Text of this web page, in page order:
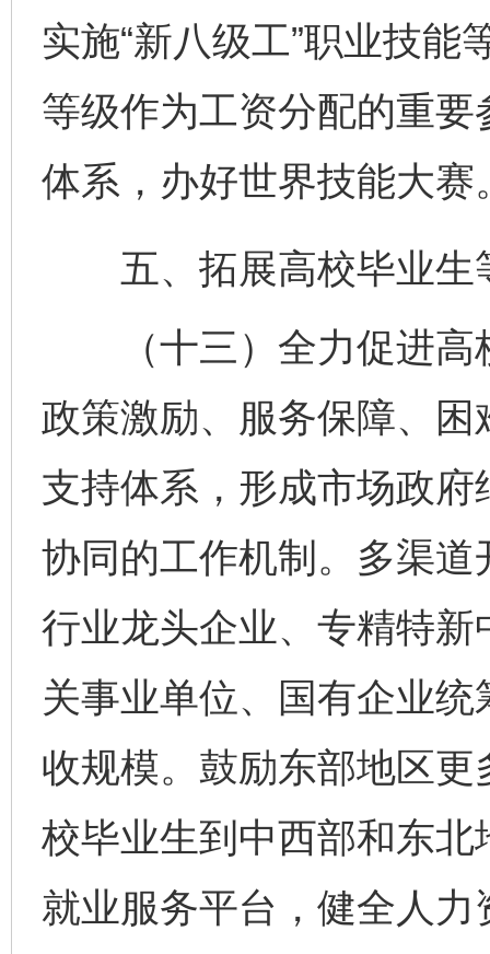
实施“新八级工”职业技
等级作为工资分配的重
体系，办好世界技能大赛
五、拓展高校毕业生
（十三）全力促进高
政策激励、服务保障、
支持体系，形成市场政
协同的工作机制。多渠
行业龙头企业、专精特
关事业单位、国有企业
收规模。鼓励东部地区
校毕业生到中西部和东
就业服务平台，健全人